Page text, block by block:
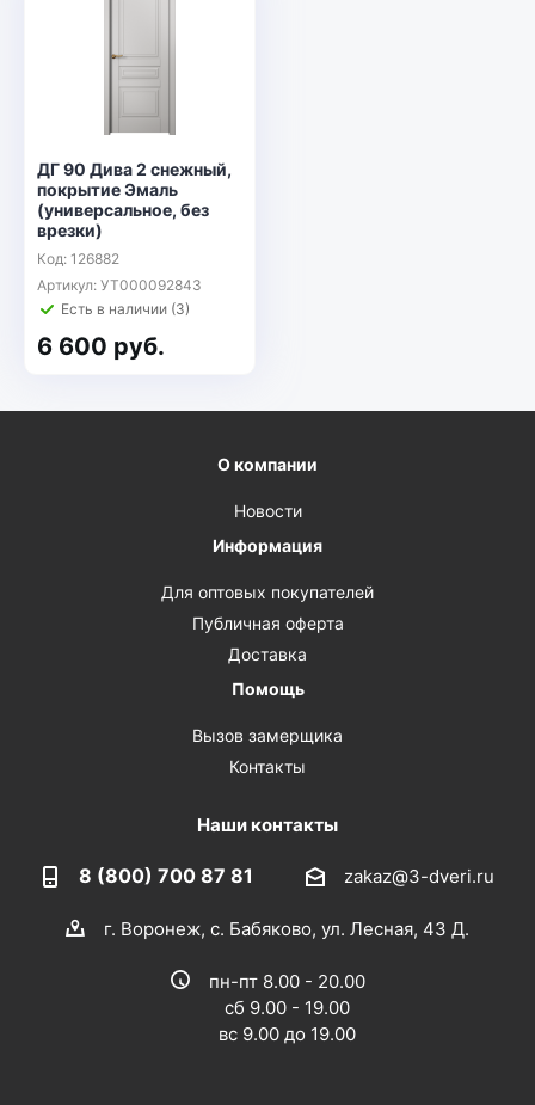
ДГ 90 Дива 2 снежный,
покрытие Эмаль
(универсальное, без
врезки)
Код: 126882
Артикул: УТ000092843
Есть в наличии (3)
6 600 руб.
О компании
Новости
Информация
Для оптовых покупателей
Публичная оферта
Доставка
Помощь
Вызов замерщика
Контакты
Наши контакты
8 (800) 700 87 81 zakaz@3-dveri.ru
г. Воронеж, с. Бабяково, ул. Лесная, 43 Д.
пн-пт 8.00 - 20.00
сб 9.00 - 19.00
вс 9.00 до 19.00